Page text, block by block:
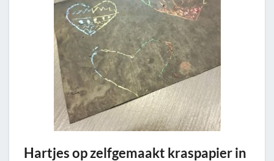
Hartjes op zelfgemaakt kraspapier in